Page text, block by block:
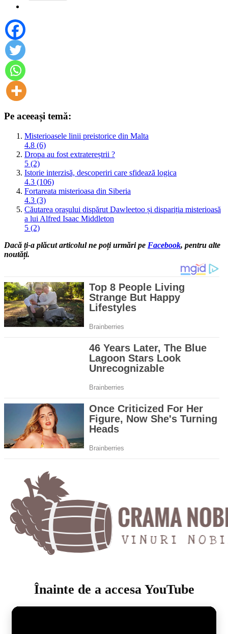
Pe aceeași temă:
Misterioasele linii preistorice din Malta
4.8 (6)
Dropa au fost extratereștrii ?
5 (2)
Istorie interzisă, descoperiri care sfidează logica
4.3 (106)
Fortareata misterioasa din Siberia
4.3 (3)
Căutarea orașului dispărut Dawleetoo și dispariția misterioasă
a lui Alfred Isaac Middleton
5 (2)
Dacă ți-a plăcut articolul ne poți urmări pe Facebook, pentru alte
noutăți.
Înainte de a accesa YouTube